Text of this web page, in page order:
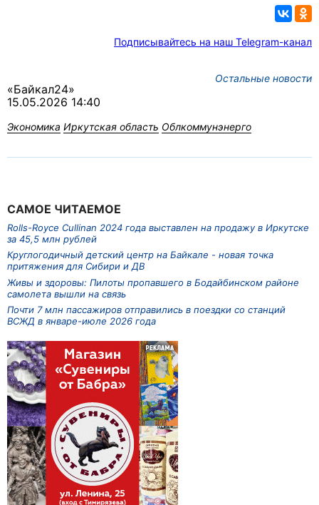
Подписывайтесь на наш Telegram-канал
Остальные новости
«Байкал24»
15.05.2026 14:40
Экономика Иркутская область Облкоммунэнерго
САМОЕ ЧИТАЕМОЕ
Rolls-Royce Cullinan 2024 года выставлен на продажу в Иркутске
за 45,5 млн рублей
Круглогодичный детский центр на Байкале - новая точка
притяжения для Сибири и ДВ
Живы и здоровы: Пилоты пропавшего в Бодайбинском районе
самолета вышли на связь
Почти 7 млн пассажиров отправились в поездки со станций
ВСЖД в январе-июле 2026 года